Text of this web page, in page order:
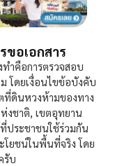
ขอเอกสาร
ำคือการตรวจสอบ
โดยเงื่อนไขข้อบังคับ
ที่ดินหวงห้ามของทาง
งชาติ, เขตอุทยาน
ประชาชนใช้ร่วมกัน
โยชน์ในพื้นที่จริง โดย
รับ